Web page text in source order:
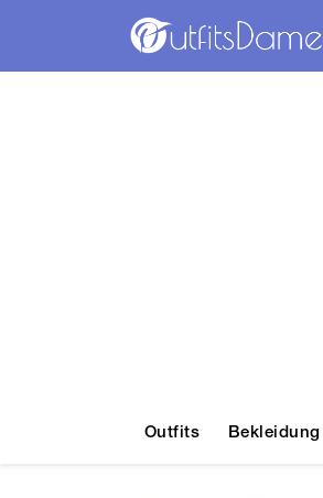
Outfits Bekleidung